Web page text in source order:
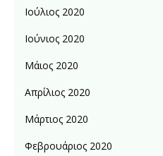
Ιούλιος 2020
Ιούνιος 2020
Μάιος 2020
Απρίλιος 2020
Μάρτιος 2020
Φεβρουάριος 2020